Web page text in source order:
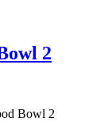
2
Bowl 2